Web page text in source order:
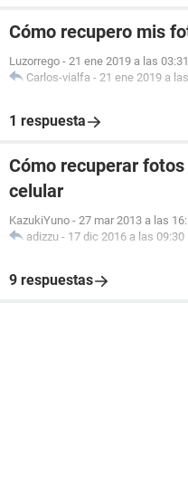
Cómo recupero mis
Luzorrego - 21 ene 2019 a las 03:31
Carlos-vialfa - 21 ene 2019 a
1 respuesta
Cómo recuperar
celular
KazukiYuno - 27 mar 2013 a las
adizzu - 17 dic 2016 a las 09:30
9 respuestas